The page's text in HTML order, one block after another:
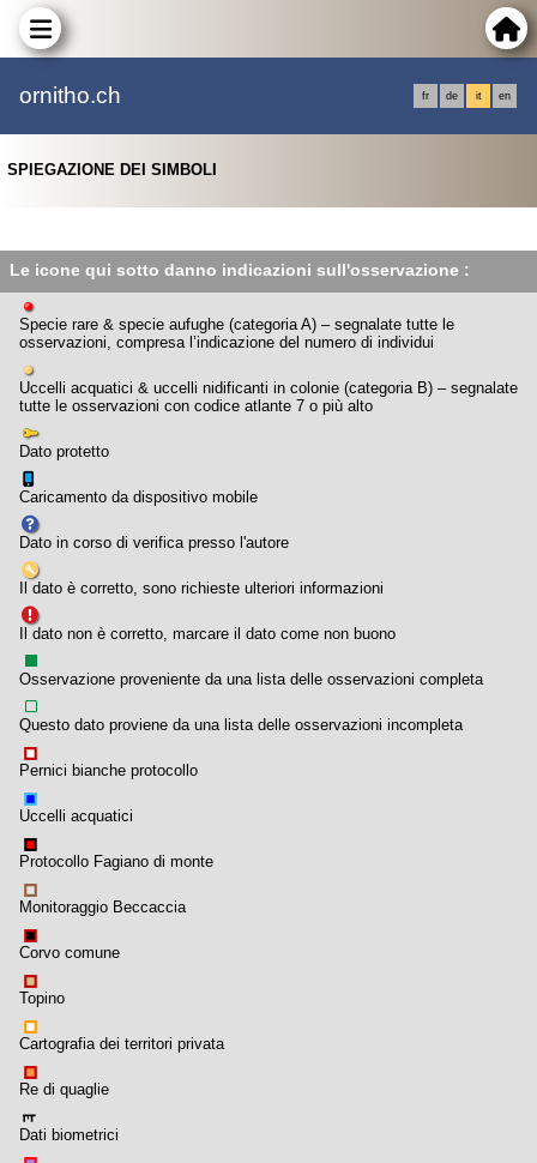
ornitho.ch fr de it en
SPIEGAZIONE DEI SIMBOLI
Le icone qui sotto danno indicazioni sull'osservazione :
Specie rare & specie aufughe (categoria A) – segnalate tutte le
osservazioni, compresa l’indicazione del numero di individui
Uccelli acquatici & uccelli nidificanti in colonie (categoria B) – segnalate
tutte le osservazioni con codice atlante 7 o più alto
Dato protetto
Caricamento da dispositivo mobile
Dato in corso di verifica presso l'autore
Il dato è corretto, sono richieste ulteriori informazioni
Il dato non è corretto, marcare il dato come non buono
Osservazione proveniente da una lista delle osservazioni completa
Questo dato proviene da una lista delle osservazioni incompleta
Pernici bianche protocollo
Uccelli acquatici
Protocollo Fagiano di monte
Monitoraggio Beccaccia
Corvo comune
Topino
Cartografia dei territori privata
Re di quaglie
Dati biometrici